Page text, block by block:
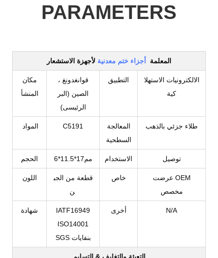
PARAMETERS
المعلمة أجزاء ختم معدنية لأجهزة الاستشعار
مكان
المنشأ
قوانغدونغ ،
الصين (البر
الرئيسى)
التطبيق
الالكترونيات الاستهلا
كية
المواد C5191
المعالجة
السطحية
طلاء جزئي بالذهب
الحجم مم17*11.5*6 الاستخدام توصيل
اللون
قطعة من الجب
ن
خاص
عرضت OEM
مخصص
شهادة
IATF16949
ISO14001
SGS بنفايات
أخرى N/A